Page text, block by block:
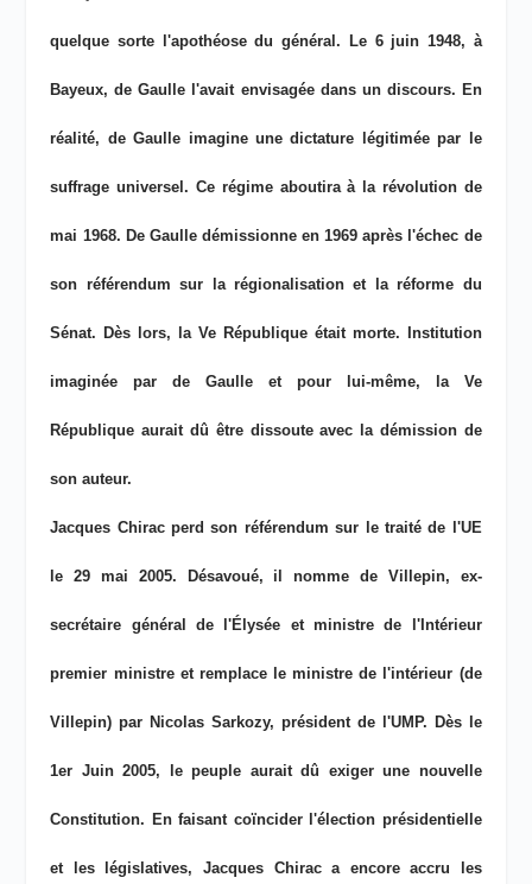
quelque sorte l'apothéose du général. Le 6 juin 1948, à
Bayeux, de Gaulle l'avait envisagée dans un discours. En
réalité, de Gaulle imagine une dictature légitimée par le
suffrage universel. Ce régime aboutira à la révolution de
mai 1968. De Gaulle démissionne en 1969 après l'échec de
son référendum sur la régionalisation et la réforme du
Sénat. Dès lors, la Ve République était morte. Institution
imaginée par de Gaulle et pour lui-même, la Ve
République aurait dû être dissoute avec la démission de
son auteur.
Jacques Chirac perd son référendum sur le traité de l'UE
le 29 mai 2005. Désavoué, il nomme de Villepin, ex-
secrétaire général de l'Élysée et ministre de l'Intérieur
premier ministre et remplace le ministre de l'intérieur (de
Villepin) par Nicolas Sarkozy, président de l'UMP. Dès le
1er Juin 2005, le peuple aurait dû exiger une nouvelle
Constitution. En faisant coïncider l'élection présidentielle
et les législatives, Jacques Chirac a encore accru les